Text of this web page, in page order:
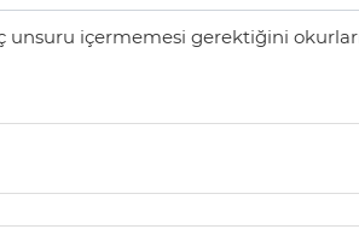
içermemesi gerektiğini